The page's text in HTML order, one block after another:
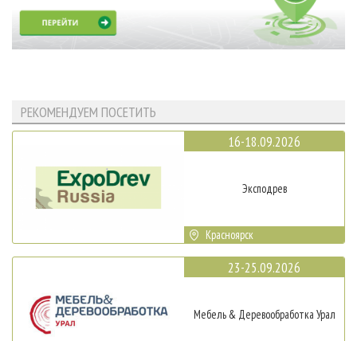
РЕКОМЕНДУЕМ ПОСЕТИТЬ
16-18.09.2026
Эксподрев
Красноярск
23-25.09.2026
Мебель & Деревообработка Урал